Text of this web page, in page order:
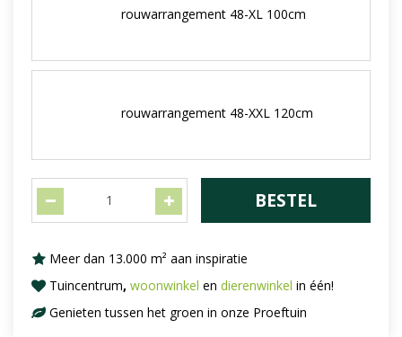
rouwarrangement 48-XL 100cm
rouwarrangement 48-XXL 120cm
Meer dan 13.000 m² aan inspiratie
Tuincentrum, woonwinkel en dierenwinkel in één!
Genieten tussen het groen in onze Proeftuin